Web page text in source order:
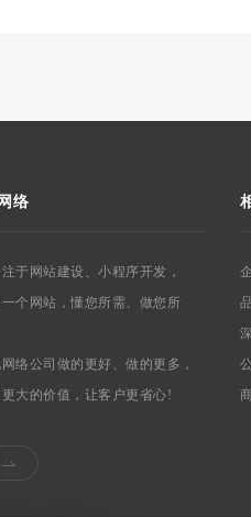
络
于网站建设、小程序开发，
个网站，懂您所需、做您所
络公司做的更好、做的更多，
大的价值，让客户更省心!